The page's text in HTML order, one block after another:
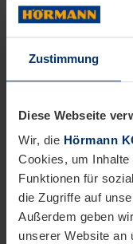
Zustimmung
Diese Webseite
Wir, die Hörmann
Cookies, um
Funktionen für
die Zugriffe auf
Außerdem geben
unserer Website an
einer
Sicherer
Software
Ethernet)
Logisches
Identifikation